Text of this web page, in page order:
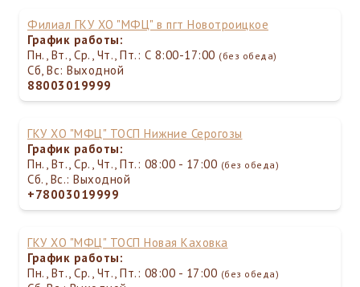
Филиал ГКУ ХО "МФЦ" в пгт Новотроицкое
График работы:
Пн., Вт., Ср., Чт., Пт.: С 8:00-17:00 (без обеда)
Сб, Вс: Выходной
88003019999
ГКУ ХО "МФЦ" ТОСП Нижние Серогозы
График работы:
Пн., Вт., Ср., Чт., Пт.: 08:00 - 17:00 (без обеда)
Сб., Вс.: Выходной
+78003019999
ГКУ ХО "МФЦ" ТОСП Новая Каховка
График работы:
Пн., Вт., Ср., Чт., Пт.: 08:00 - 17:00 (без обеда)